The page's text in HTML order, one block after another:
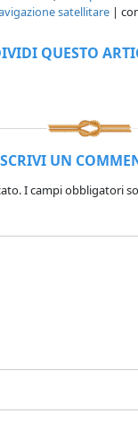
satellitare |
QUESTO
SCRIVI UN
I campi obbligatori